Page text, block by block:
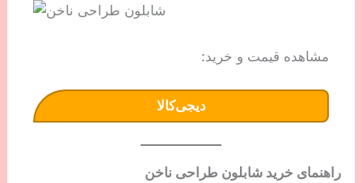
مشاهده قیمت و خرید:
دیجی‌کالا
راهنمای خرید شابلون طراحی ناخن